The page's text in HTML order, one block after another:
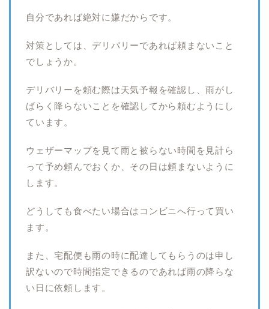
自分であれば絶対に嫌だからです。
対策としては、デリバリーであれば頼まないこと
でしょうか。
デリバリーを頼む際は天気予報を確認し、雨がし
ばらく降らないことを確認してから頼むようにし
ています。
ウェザーマップを見て雨と被らない時間を見計ら
って予め頼んでおくか、その日は頼まないように
します。
どうしても食べたい場合はコンビニへ行って買い
ます。
また、宅配便も雨の時に配達してもらうのは申し
訳ないので時間指定できるのであれば雨の降らな
い日に依頼します。